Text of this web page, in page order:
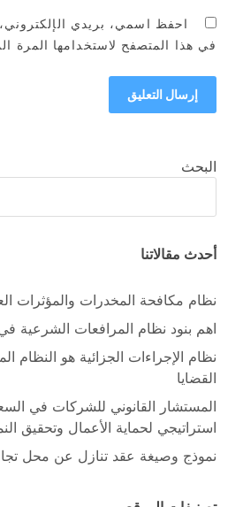
احفظ اسمي، بريدي الإلكتروني،
في هذا المتصفح لاستخدامها المرة
البحث
أحدث مقالاتنا
نظام مكافحة المخدرات والمؤثرات
اهم بنود نظام المرافعات الشرعية
نظام الإجراءات الجزائية هو النظام
القضايا
المستشار القانوني للشركات في
استراتيجي لحماية الأعمال وتحقيق
نموذج وصيغة عقد تنازل عن محل